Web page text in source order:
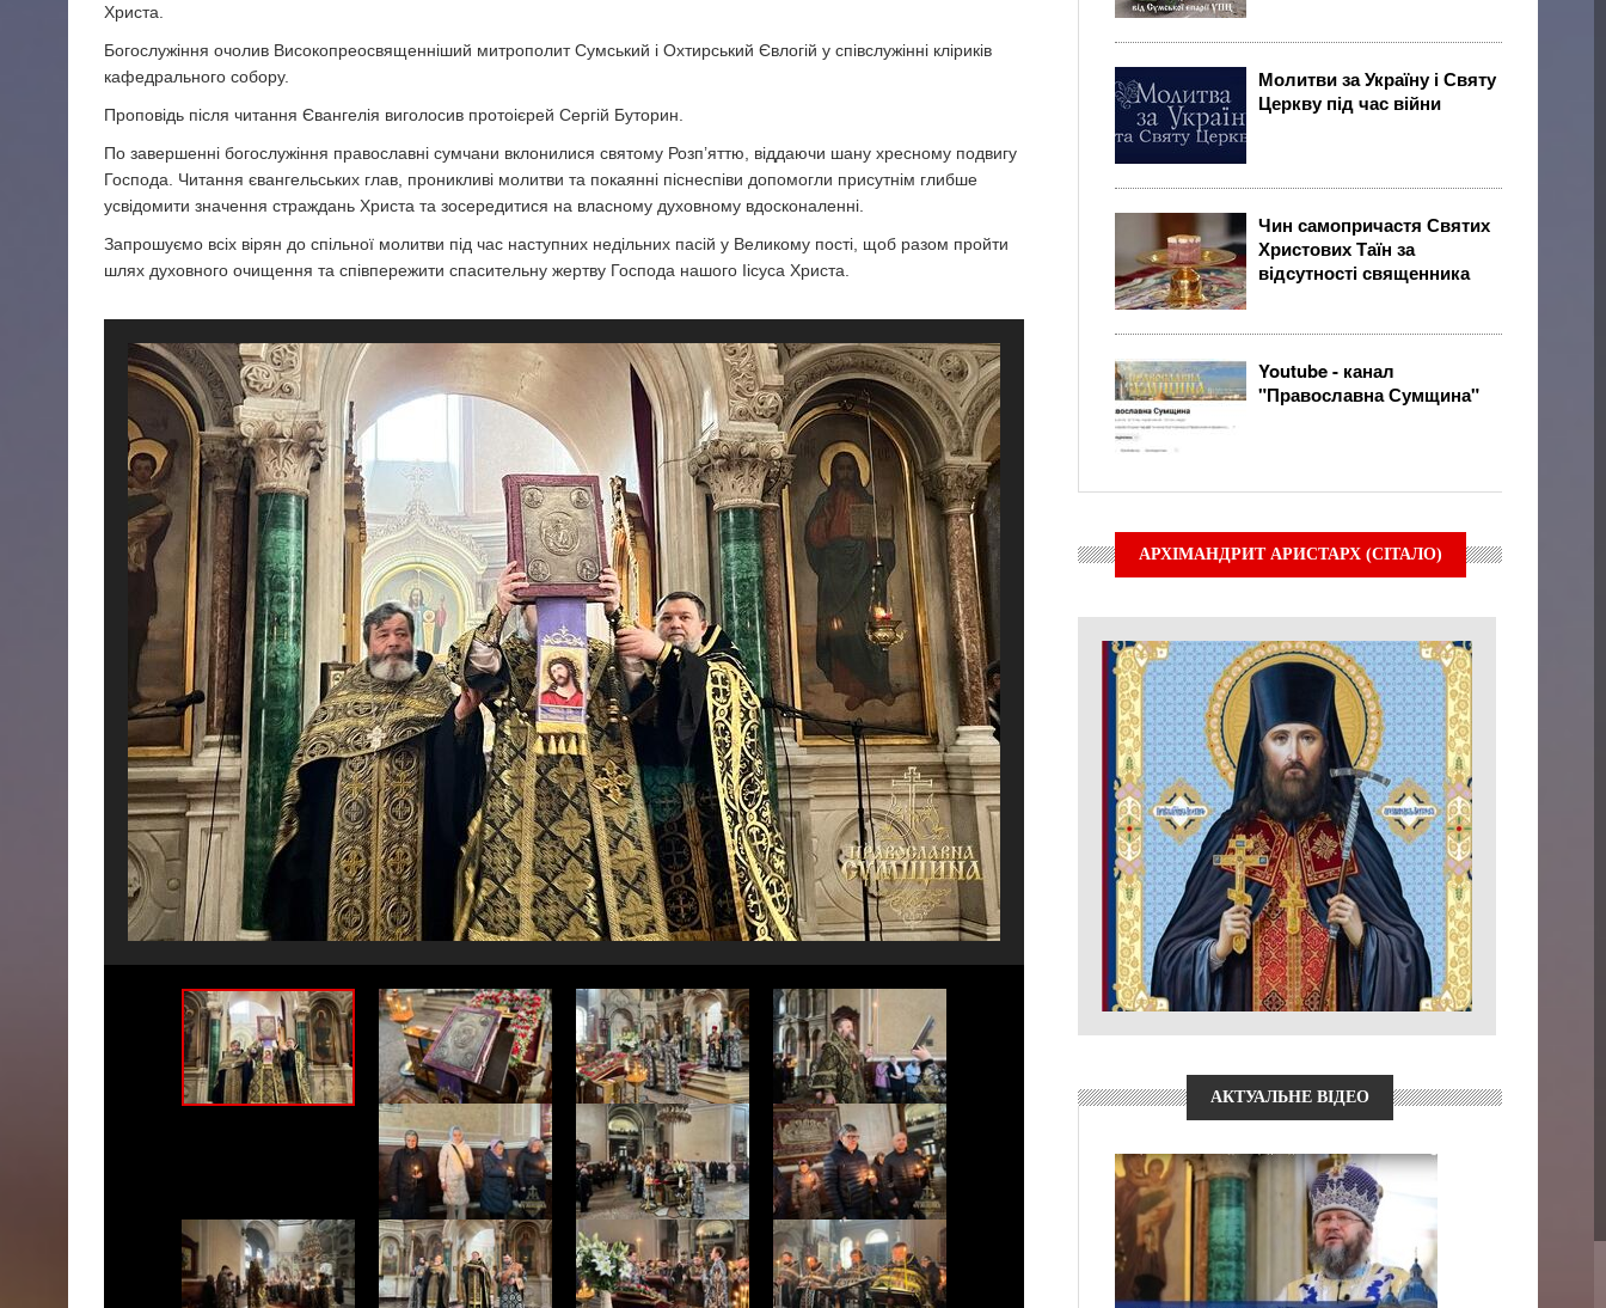
Христа.
Богослужіння очолив Високопреосвященніший митрополит Сумський і Охтирський Євлогій у співслужінні кліриків
кафедрального собору.
Проповідь після читання Євангелія виголосив протоієрей Сергій Буторин.
По завершенні богослужіння православні сумчани вклонилися святому Розп’яттю, віддаючи шану хресному подвигу
Господа. Читання євангельських глав, проникливі молитви та покаянні піснеспіви допомогли присутнім глибше
усвідомити значення страждань Христа та зосередитися на власному духовному вдосконаленні.
Запрошуємо всіх вірян до спільної молитви під час наступних недільних пасій у Великому пості, щоб разом пройти
шлях духовного очищення та співпережити спасительну жертву Господа нашого Іісуса Христа.
Молитви за Україну і Святу
Церкву під час війни
Чин самопричастя Святих
Христових Таїн за
відсутності священника
Youtube - канал
"Православна Сумщина"
АРХІМАНДРИТ АРИСТАРХ (СІТАЛО)
АКТУАЛЬНЕ ВІДЕО